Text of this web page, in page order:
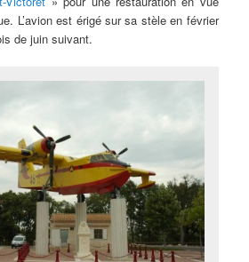
L’avion est érigé sur sa stèle en février
de juin suivant.